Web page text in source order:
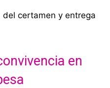
del certamen y entrega
en